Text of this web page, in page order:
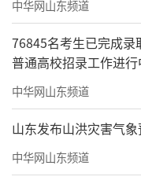
中华网山东频道
76845名考生已完成
普通高校招录工作进行
中华网山东频道
山东发布山洪灾害气
中华网山东频道